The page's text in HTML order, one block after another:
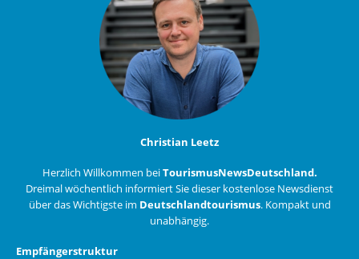
Christian Leetz
Herzlich Willkommen beiTourismusNewsDeutschland.
Dreimal wöchentlich informiert Sie dieser kostenlose Newsdienst
über das Wichtigste im Deutschlandtourismus. Kompakt und
unabhängig.
Empfängerstruktur